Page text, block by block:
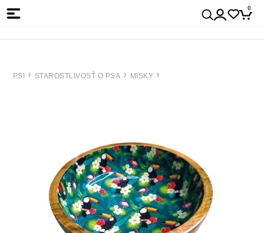
0
PSI STAROSTLIVOSŤ O PSA MISKY